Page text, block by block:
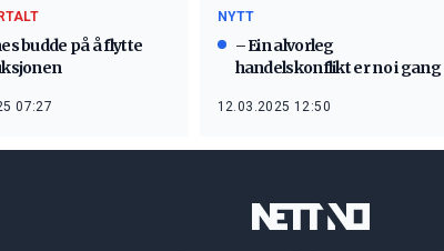
budde på å flytte
07:27
NYTT
– Ein alvorleg
handelskonflikt er no i gang
12.03.2025 12:50